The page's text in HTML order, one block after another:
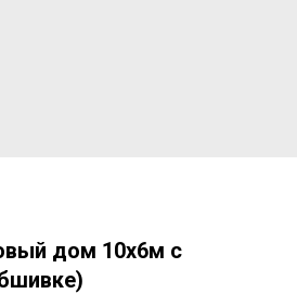
дом 10х6м с